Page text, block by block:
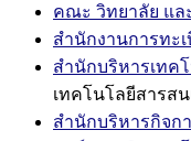
คณะ วิทยาลัย แล
สำนักงานการทะ
สำนักบริหารเทค
เทคโนโลยีสารส
สำนักบริหารกิจก